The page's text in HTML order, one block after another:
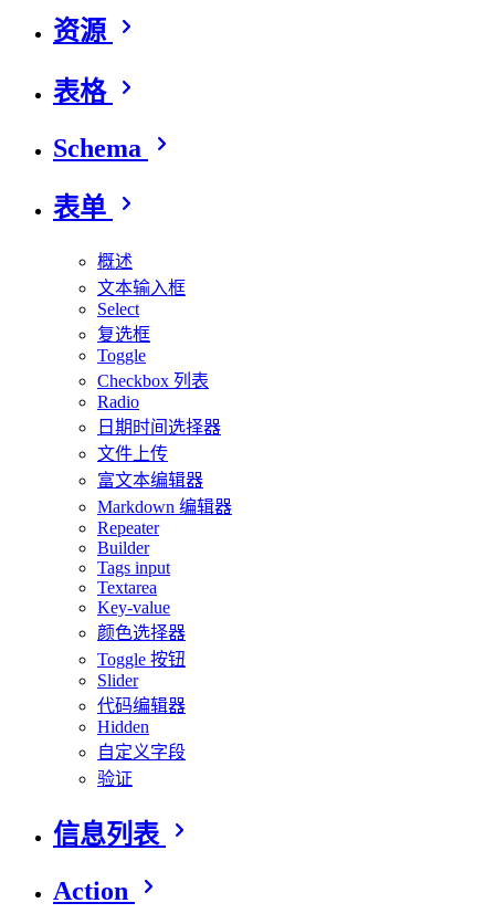
资源
表格
Schema
表单
概述
文本输入框
Select
复选框
Toggle
Checkbox 列表
Radio
日期时间选择器
文件上传
富文本编辑器
Markdown 编辑器
Repeater
Builder
Tags input
Textarea
Key-value
颜色选择器
Toggle 按钮
Slider
代码编辑器
Hidden
自定义字段
验证
信息列表
Action